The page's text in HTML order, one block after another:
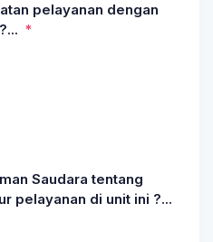
pelayanan dengan
Saudara tentang
pelayanan di unit ini ?...